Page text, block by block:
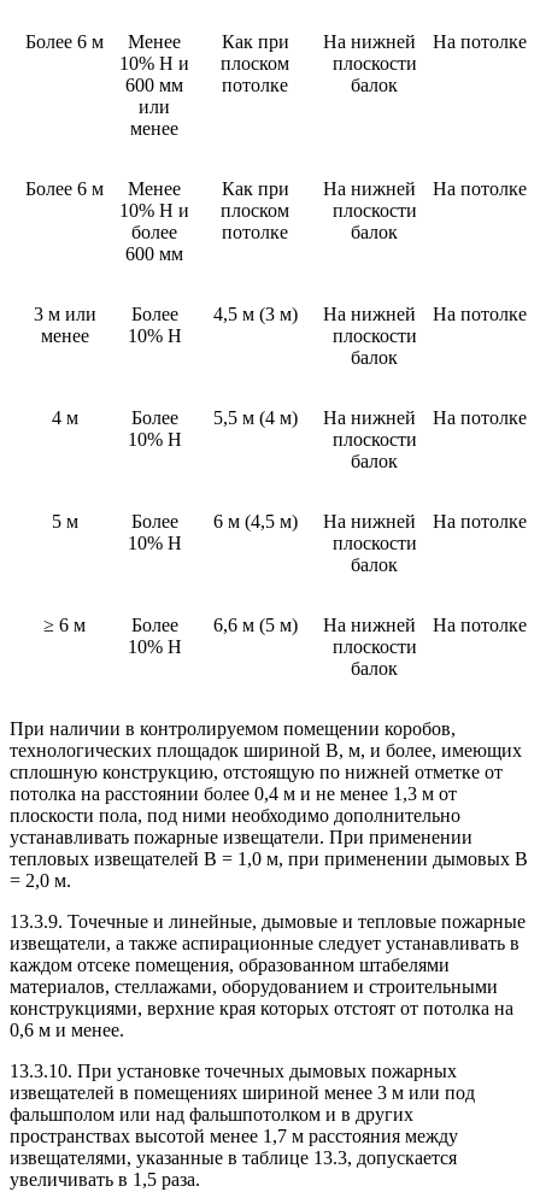
Более 6 м
Менее
10% Н и
600 мм
или
менее
Как при
плоском
потолке
На нижней
плоскости
балок
На потолке
Более 6 м
Менее
10% Н и
более
600 мм
Как при
плоском
потолке
На нижней
плоскости
балок
На потолке
3 м или
менее
Более
10% Н
4,5 м (3 м)
На нижней
плоскости
балок
На потолке
4 м
Более
10% Н
5,5 м (4 м)
На нижней
плоскости
балок
На потолке
5 м
Более
10% Н
6 м (4,5 м)
На нижней
плоскости
балок
На потолке
≥ 6 м
Более
10% Н
6,6 м (5 м)
На нижней
плоскости
балок
На потолке
При наличии в контролируемом помещении коробов,
технологических площадок шириной В, м, и более, имеющих
сплошную конструкцию, отстоящую по нижней отметке от
потолка на расстоянии более 0,4 м и не менее 1,3 м от
плоскости пола, под ними необходимо дополнительно
устанавливать пожарные извещатели. При применении
тепловых извещателей В = 1,0 м, при применении дымовых В
= 2,0 м.
13.3.9. Точечные и линейные, дымовые и тепловые пожарные
извещатели, а также аспирационные следует устанавливать в
каждом отсеке помещения, образованном штабелями
материалов, стеллажами, оборудованием и строительными
конструкциями, верхние края которых отстоят от потолка на
0,6 м и менее.
13.3.10. При установке точечных дымовых пожарных
извещателей в помещениях шириной менее 3 м или под
фальшполом или над фальшпотолком и в других
пространствах высотой менее 1,7 м расстояния между
извещателями, указанные в таблице 13.3, допускается
увеличивать в 1,5 раза.